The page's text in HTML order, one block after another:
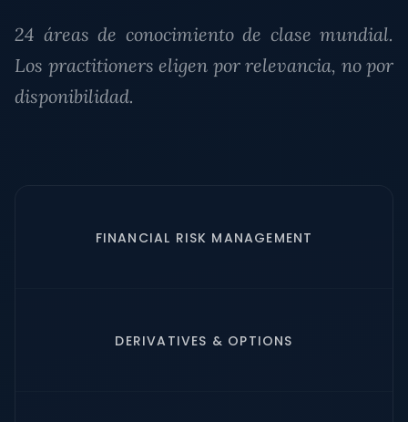
24 áreas de conocimiento de clase mundial.
Los practitioners eligen por relevancia, no por
disponibilidad.
FINANCIAL RISK MANAGEMENT
DERIVATIVES & OPTIONS